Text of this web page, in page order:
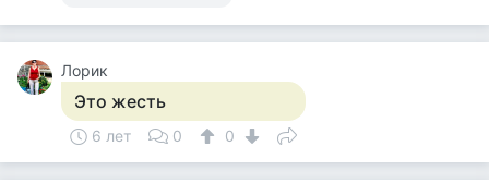
Лорик
Это жесть
6 лет 0 0